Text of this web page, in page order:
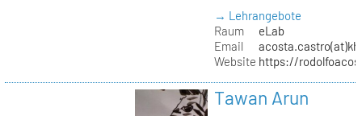
→ Lehrangebote
Raum
eLab
Email
Website https://
Tawan Arun